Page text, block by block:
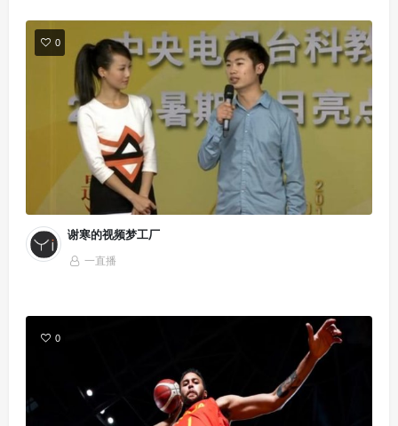
0
谢寒的视频梦工厂
一直播
0